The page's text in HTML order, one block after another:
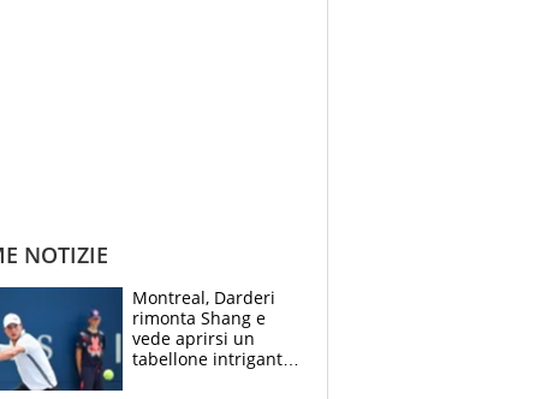
NOTIZIE
Montreal, Darderi
rimonta Shang e
vede aprirsi un
tabellone intrigante: